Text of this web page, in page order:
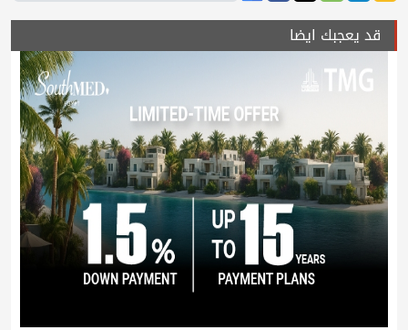
قد يعجبك ايضا